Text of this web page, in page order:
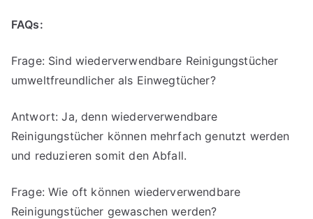
FAQs:
Frage: Sind wiederverwendbare Reinigungstücher
umweltfreundlicher als Einwegtücher?
Antwort: Ja, denn wiederverwendbare
Reinigungstücher können mehrfach genutzt werden
und reduzieren somit den Abfall.
Frage: Wie oft können wiederverwendbare
Reinigungstücher gewaschen werden?